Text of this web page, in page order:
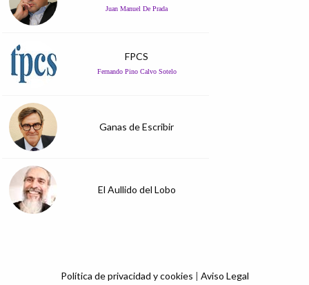
Juan Manuel De Prada
FPCS
Fernando Pino Calvo Sotelo
Ganas de Escribir
El Aullido del Lobo
Política de privacidad y cookies | Aviso Legal